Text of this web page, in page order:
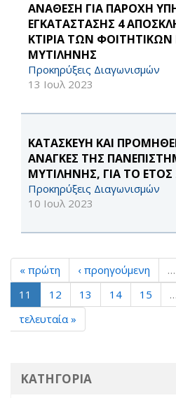
ΑΝΑΘΕΣΗ ΓΙΑ ΠΑΡΟΧΗ
ΕΓΚΑΤΑΣΤΑΣΗΣ 4
ΚΤΙΡΙΑ ΤΩΝ ΦΟΙΤΗΤΙΚΩΝ
ΜΥΤΙΛΗΝΗΣ
Προκηρύξεις Διαγωνισμών
13 Ιουλ 2023
ΚΑΤΑΣΚΕΥΗ ΚΑΙ
ΑΝΑΓΚΕΣ ΤΗΣ
ΜΥΤΙΛΗΝΗΣ, ΓΙΑ ΤΟ ΕΤΟΣ
Προκηρύξεις Διαγωνισμών
10 Ιουλ 2023
« πρώτη ‹ προηγούμενη …
11
12 13 14 15 …
τελευταία »
ΚΑΤΗΓΟΡΙΑ